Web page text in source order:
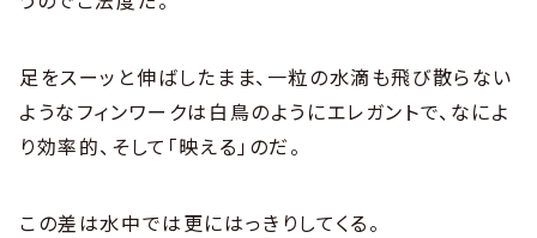
足をスーッと伸ばしたまま、一粒の水滴も飛び散らない
ようなフィンワークは白鳥のようにエレガントで、なによ
り効率的、そして「映える」のだ。
この差は水中では更にはっきりしてくる。